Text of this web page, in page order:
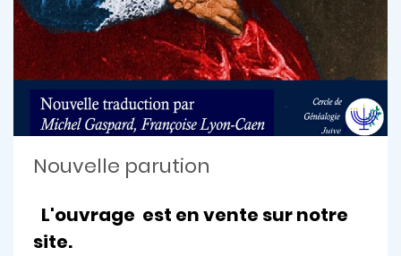
Nouvelle parution
L'ouvrage est en vente sur notre
site.